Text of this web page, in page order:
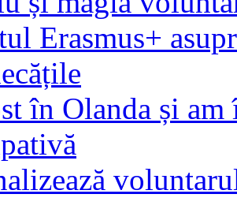
Erasmus+
în Olanda și am